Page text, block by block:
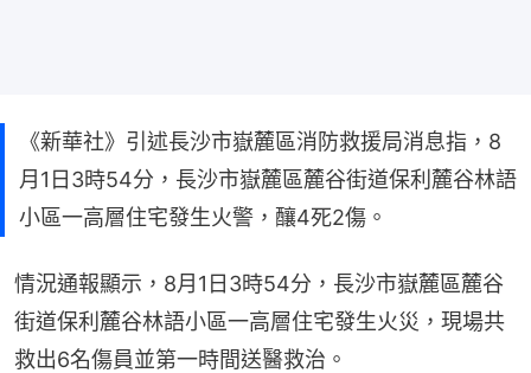
《新華社》引述長沙市嶽麓區消防救援局消息指，8
月1日3時54分，長沙市嶽麓區麓谷街道保利麓谷林語
小區一高層住宅發生火警，釀4死2傷。
情況通報顯示，8月1日3時54分，長沙市嶽麓區麓谷
街道保利麓谷林語小區一高層住宅發生火災，現場共
救出6名傷員並第一時間送醫救治。